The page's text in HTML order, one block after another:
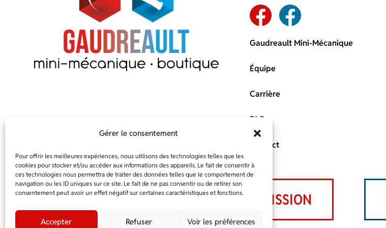
Gérer le consentement
Pour offrir les meilleures expériences, nous utilisons des technologies telles que les
cookies pour stocker et/ou accéder aux informations des appareils. Le fait de consentir à
ces technologies nous permettra de traiter des données telles que le comportement de
navigation ou les ID uniques sur ce site. Le fait de ne pas consentir ou de retirer son
consentement peut avoir un effet négatif sur certaines caractéristiques et fonctions.
Accepter Refuser Voir les préférences
Gaudreault Mini-Mécanique
Équipe
Carrière
FAQ
Contact
DEMANDE DE SOUMISSION